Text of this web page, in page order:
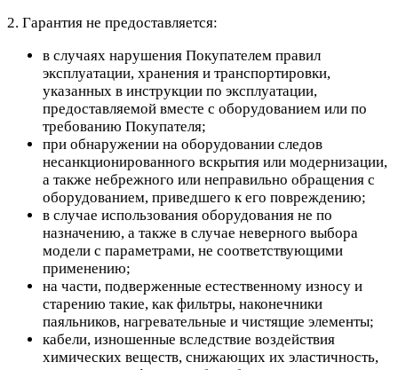
2. Гарантия не предоставляется:
в случаях нарушения Покупателем правил
эксплуатации, хранения и транспортировки,
указанных в инструкции по эксплуатации,
предоставляемой вместе с оборудованием или по
требованию Покупателя;
при обнаружении на оборудовании следов
несанкционированного вскрытия или модернизации,
а также небрежного или неправильно обращения с
оборудованием, приведшего к его повреждению;
в случае использования оборудования не по
назначению, а также в случае неверного выбора
модели с параметрами, не соответствующими
применению;
на части, подверженные естественному износу и
старению такие, как фильтры, наконечники
паяльников, нагревательные и чистящие элементы;
кабели, изношенные вследствие воздействия
химических веществ, снижающих их эластичность,